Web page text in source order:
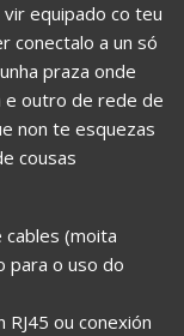
equipado co teu
conectalo a un só
praza onde
e outro de rede de
non te esquezas
cousas
(moita
para o uso do
ou conexión